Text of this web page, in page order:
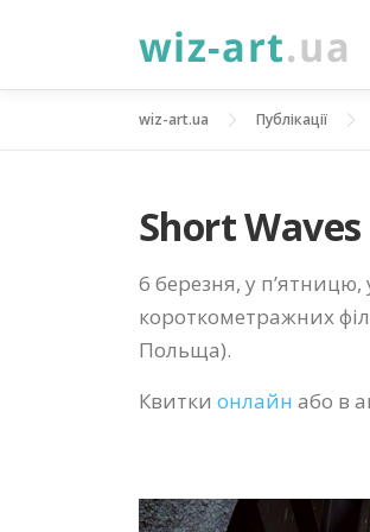
wiz-art.ua Публікації
Short
6 березня, у
короткометражних
Польща).
Квитки онлайн або в